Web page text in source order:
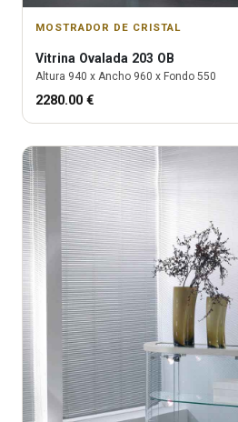
MOSTRADOR DE CRISTAL
Vitrina Ovalada 203 OB
Altura 940 x Ancho 960 x Fondo 550
2280.00 €